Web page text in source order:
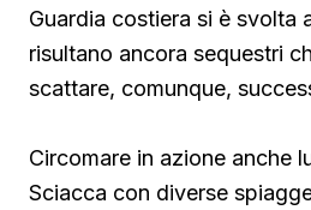
Guardia costiera si è svolta
risultano ancora sequestri
scattare, comunque,
Circomare in azione anche
Sciacca con diverse